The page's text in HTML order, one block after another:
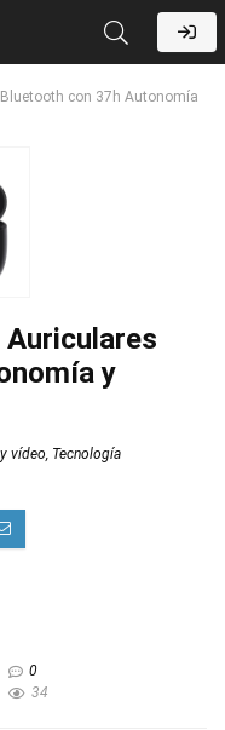
con 37h Autonomía
y
vídeo, Tecnología
0
34